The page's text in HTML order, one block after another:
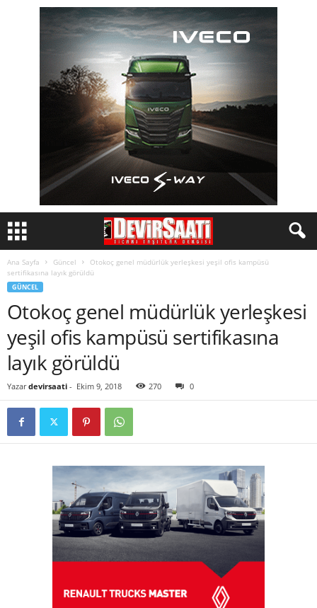
Ana Sayfa Güncel
Otokoç genel müdürlük yerleşkesi yeşil ofis kampüsü
sertifikasına layık görüldü
GÜNCEL
Otokoç genel müdürlük yerleşkesi
yeşil ofis kampüsü sertifikasına
layık görüldü
Yazar devirsaati - Ekim 9, 2018 270 0